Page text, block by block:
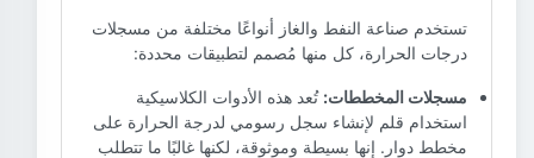
تستخدم صناعة النفط والغاز أنواعًا مختلفة من مسجلات
درجات الحرارة، كل منها مُصمم لتطبيقات محددة:
مسجلات المخططات: تُعد هذه الأدوات الكلاسيكية
استخدام قلم لإنشاء سجل رسومي لدرجة الحرارة على
مخطط دوار. إنها بسيطة وموثوقة، لكنها غالبًا ما تتطلب